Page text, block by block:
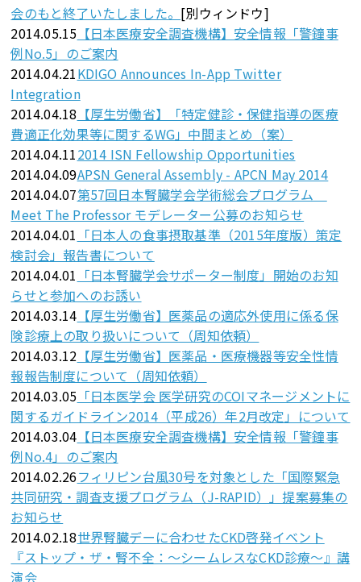
会のもと終了いたしました。 [別ウィンドウ]
2014.05.15 【日本医療安全調査機構】安全情報「警鐘事
例No.5」のご案内
2014.04.21KDIGO Announces In-App Twitter
Integration
2014.04.18 【厚生労働省】「特定健診・保健指導の医療
費適正化効果等に関するWG」中間まとめ（案）
2014.04.112014 ISN Fellowship Opportunities
2014.04.09APSN General Assembly - APCN May 2014
2014.04.07第57回日本腎臓学会学術総会プログラム
Meet The Professor モデレーター公募のお知らせ
2014.04.01 「日本人の食事摂取基準（2015年度版）策定
検討会」報告書について
2014.04.01 「日本腎臓学会サポーター制度」開始のお知
らせと参加へのお誘い
2014.03.14 【厚生労働省】医薬品の適応外使用に係る保
険診療上の取り扱いについて（周知依頼）
2014.03.12 【厚生労働省】医薬品・医療機器等安全性情
報報告制度について（周知依頼）
2014.03.05 「日本医学会 医学研究のCOIマネージメントに
関するガイドライン2014（平成26）年2月改定」について
2014.03.04 【日本医療安全調査機構】安全情報「警鐘事
例No.4」のご案内
2014.02.26フィリピン台風30号を対象とした「国際緊急
共同研究・調査支援プログラム（J-RAPID）」提案募集の
お知らせ
2014.02.18世界腎臓デーに合わせたCKD啓発イベント
『ストップ・ザ・腎不全：～シームレスなCKD診療～』講
演会